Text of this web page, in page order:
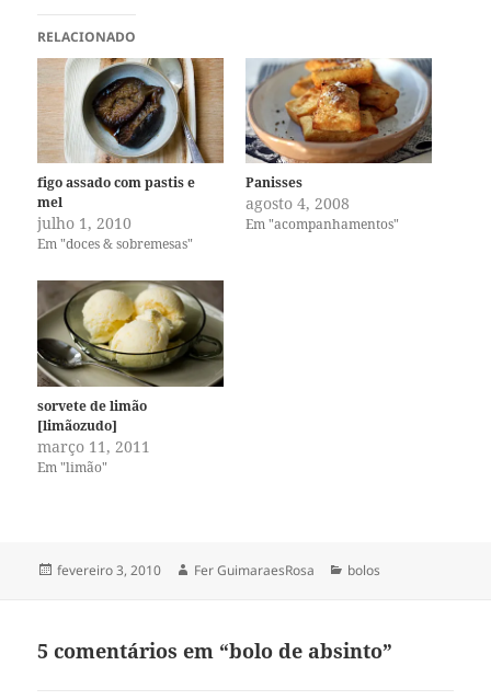
RELACIONADO
figo assado com pastis e
mel
julho 1, 2010
Em "doces & sobremesas"
Panisses
agosto 4, 2008
Em "acompanhamentos"
sorvete de limão
[limãozudo]
março 11, 2011
Em "limão"
Publicado
fevereiro 3, 2010 Autor
Fer GuimaraesRosa Categorias
bolos
5 comentários em “bolo de absinto”